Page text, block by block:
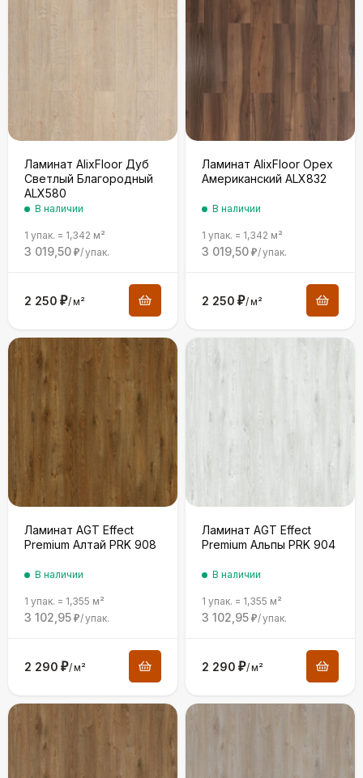
Ламинат AlixFloor Дуб
Светлый Благородный
ALX580
В наличии
1 упак. = 1,342 м²
3 019,50 ₽/упак.
2 250 ₽/м²
Ламинат AlixFloor Орех
Американский ALX832
В наличии
1 упак. = 1,342 м²
3 019,50 ₽/упак.
2 250 ₽/м²
Ламинат AGT Effect
Premium Алтай PRK 908
В наличии
1 упак. = 1,355 м²
3 102,95 ₽/упак.
2 290 ₽/м²
Ламинат AGT Effect
Premium Альпы PRK 904
В наличии
1 упак. = 1,355 м²
3 102,95 ₽/упак.
2 290 ₽/м²